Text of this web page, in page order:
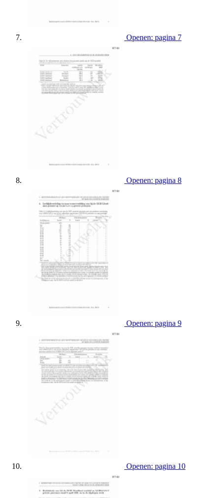
Openen: pagina 7
Openen: pagina 8
Openen: pagina 9
Openen: pagina 10